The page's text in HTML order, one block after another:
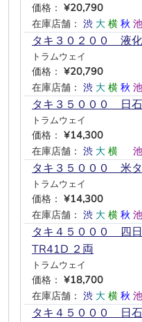
価格： ¥20,790
在庫店舗： 渋 大 横 秋 池
タキ３０２００ 液
トラムウェイ
価格： ¥20,790
在庫店舗： 渋 大 横 秋 池
タキ３５０００ 日
トラムウェイ
価格： ¥14,300
在庫店舗： 渋 大 横 池
タキ３５０００ 米
トラムウェイ
価格： ¥14,300
在庫店舗： 渋 大 横 秋 池
タキ４５０００ 四
TR41D ２両
トラムウェイ
価格： ¥18,700
在庫店舗： 渋 大 横 秋 池
タキ４５０００ 日